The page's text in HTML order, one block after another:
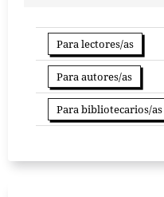
Para lectores/as
Para autores/as
Para bibliotecarios/as